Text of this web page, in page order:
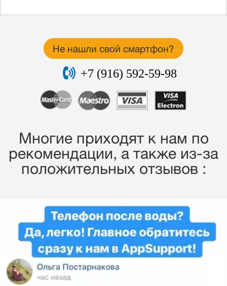
Не нашли свой смартфон?
+7 (916) 592-59-98
Многие приходят к нам по
рекомендации, a также из-за
положительных отзывов :